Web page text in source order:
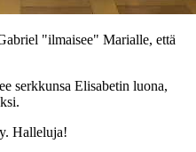
"ilmaisee" Marialle, että
serkkunsa Elisabetin luona,
Halleluja!